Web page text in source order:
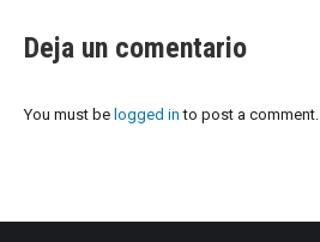
Deja un comentario
You must be logged in to post a comment.